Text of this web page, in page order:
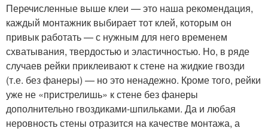
Перечисленные выше клеи — это наша рекомендация,
каждый монтажник выбирает тот клей, которым он
привык работать — с нужным для него временем
схватывания, твердостью и эластичностью. Но, в ряде
случаев рейки приклеивают к стене на жидкие гвозди
(т.е. без фанеры) — но это ненадежно. Кроме того, рейки
уже не «пристрелишь» к стене без фанеры
дополнительно гвоздиками-шпильками. Да и любая
неровность стены отразится на качестве монтажа, а